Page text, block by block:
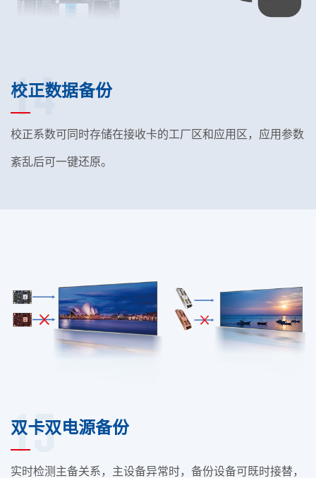
校正数据备份
14
校正系数可同时存储在接收卡的工厂区和应用区，应用参数
紊乱后可一键还原。
双卡双电源备份
15
实时检测主备关系，主设备异常时，备份设备可既时接替，